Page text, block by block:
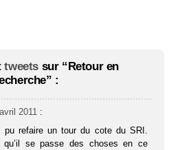
tweets sur “Retour en
:
2011 :
pu refaire un tour du cote du SRI.
qu’il se passe des choses en ce